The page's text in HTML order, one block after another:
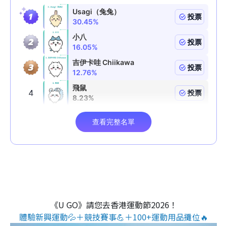
《U GO》請您去香港運動節2026！
體驗新興運動💦＋競技賽事💪＋100+運動用品攤位🔥